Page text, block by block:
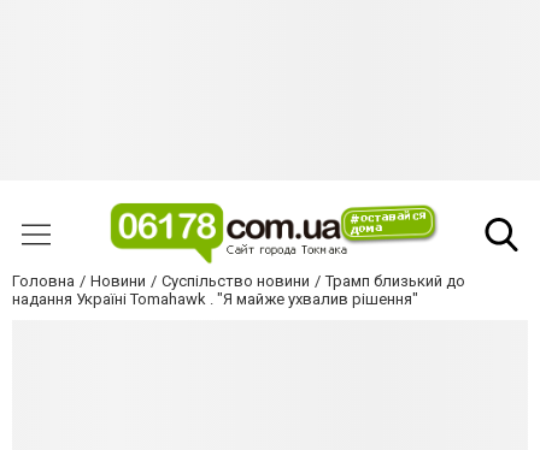
Головна Новини Суспільство новини
Трамп близький до
надання Україні Tomahawk . "Я майже ухвалив рішення"